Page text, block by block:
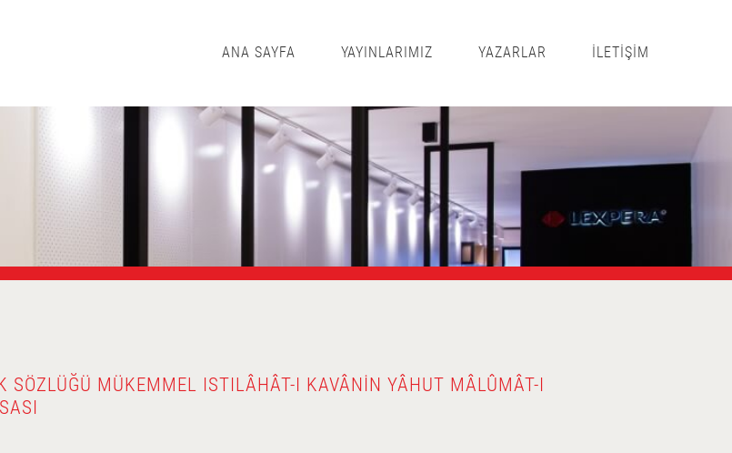
ANA SAYFA YAYINLARIMIZ YAZARLAR İLETİŞİM
SÖZLÜĞÜ MÜKEMMEL ISTILÂHÂT-I KAVÂNIN YÂHUT MÂLÛMÂT-I